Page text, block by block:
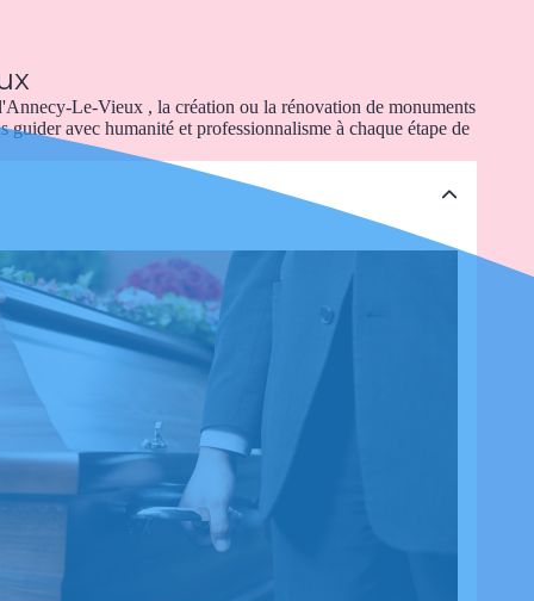
Le-Vieux , la création ou la rénovation de monuments
avec humanité et professionnalisme à chaque étape de